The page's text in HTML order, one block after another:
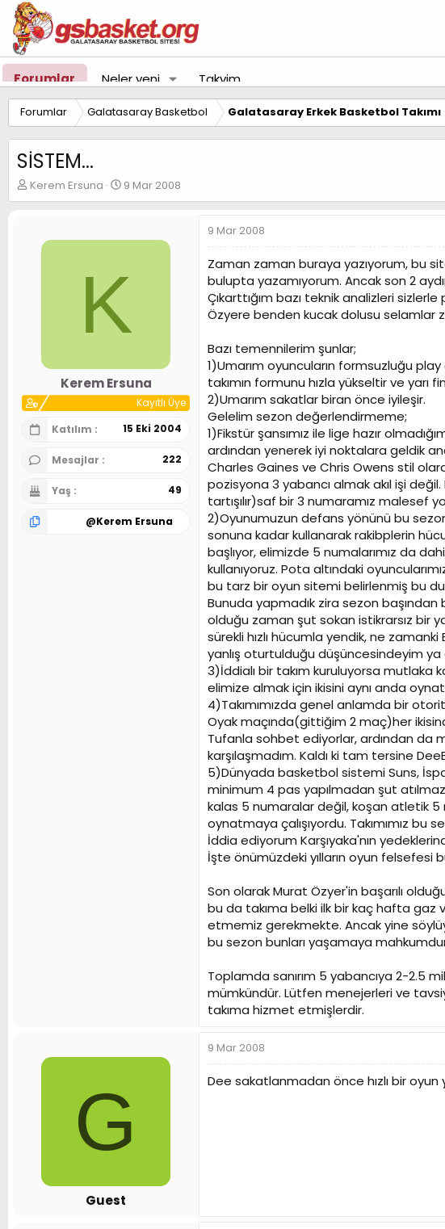
Forumlar Neler yeni Takvim
Forumlar Galatasaray Basketbol Galatasaray Erkek Basketbol Takımı
SİSTEM...
K
o
Kerem Ersuna
B
a
a
ı
a
h
i
9 Mar 2008
K
Kerem Ersuna
Kayıtlı Üye
Katılım
15 Eki 2004
Mesajlar 222
Yaş 49
@Kerem Ersuna
9 Mar 2008
Zaman zaman buraya yazıyorum, bu
bulupta yazamıyorum. Ancak son 2
Çıkarttığım bazı teknik analizleri
Özyere benden kucak dolusu selamlar
Bazı temennilerim şunlar;
1)Umarım oyuncuların formsuzluğu
takımın formunu hızla yükseltir ve yarı
2)Umarım sakatlar biran önce iyileşir.
Gelelim sezon değerlendirmeme;
1)Fikstür şansımız ile lige hazır
ardından yenerek iyi noktalara geldik
Charles Gaines ve Chris Owens stil
pozisyona 3 yabancı almak akıl işi
tartışılır)saf bir 3 numaramız malesef
2)Oyunumuzun defans yönünü bu
sonuna kadar kullanarak rakibplerin
başlıyor, elimizde 5 numalarımız da
kullanıyoruz. Pota altındaki
bu tarz bir oyun sitemi belirlenmiş bu
Bunuda yapmadık zira sezon
olduğu zaman şut sokan istikrarsız bir
sürekli hızlı hücumla yendik, ne
yanlış oturtulduğu düşüncesindeyim ya
3)İddialı bir takım kuruluyorsa
elimize almak için ikisini aynı anda
4)Takımımızda genel anlamda bir
Oyak maçında(gittiğim 2 maç)her
Tufanla sohbet ediyorlar, ardından da
karşılaşmadım. Kaldı ki tam tersine
5)Dünyada basketbol sistemi Suns,
minimum 4 pas yapılmadan şut
kalas 5 numaralar değil, koşan atletik 5
oynatmaya çalışıyordu. Takımımız
İddia ediyorum Karşıyaka'nın
İşte önümüzdeki yılların oyun felsefesi
Son olarak Murat Özyer'in başarılı
bu da takıma belki ilk bir kaç hafta gaz
etmemiz gerekmekte. Ancak yine
bu sezon bunları yaşamaya
Toplamda sanırım 5 yabancıya 2-2.5
mümkündür. Lütfen menejerleri ve
takıma hizmet etmişlerdir.
G
Guest
9 Mar 2008
Dee sakatlanmadan önce hızlı bir oyun